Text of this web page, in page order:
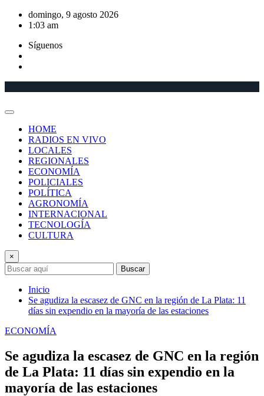
Saltar
domingo, 9 agosto 2026
1:03 am
Síguenos
HOME
RADIOS EN VIVO
LOCALES
REGIONALES
ECONOMÍA
POLICIALES
POLÍTICA
AGRONOMÍA
INTERNACIONAL
TECNOLOGÍA
CULTURA
×
Buscar
Inicio
Se agudiza la escasez de GNC en la región de La Plata: 11
días sin expendio en la mayoría de las estaciones
ECONOMÍA
Se agudiza la escasez de GNC en la región
de La Plata: 11 días sin expendio en la
mayoría de las estaciones